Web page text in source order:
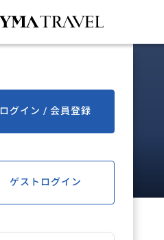
ログイン / 会員登録
ゲストログイン